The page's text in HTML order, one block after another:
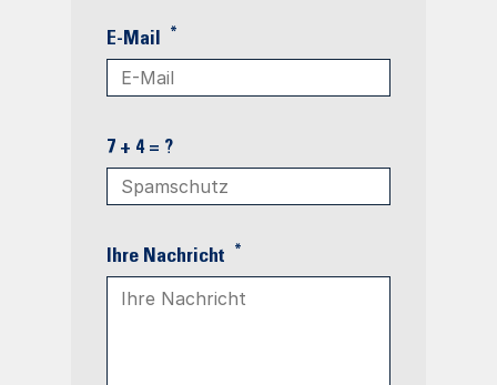
E-Mail *
7 + 4 = ?
Ihre Nachricht *